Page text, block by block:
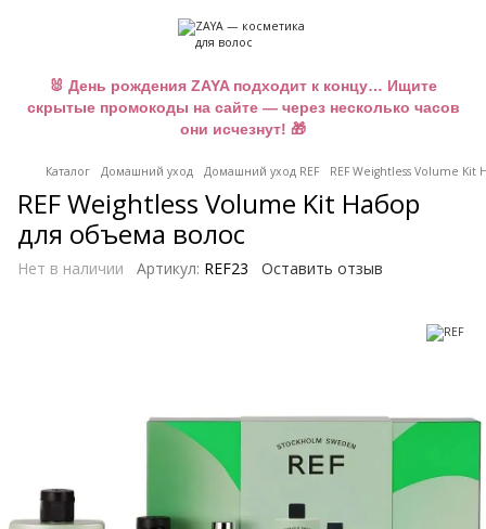
🐰 День рождения ZAYA подходит к концу… Ищите
скрытые промокоды на сайте — через несколько часов
они исчезнут! 🎁
Каталог Домашний уход Домашний уход REF REF Weightless Volume
REF Weightless Volume Kit Набор
для объема волос
Нет в наличии Артикул: REF23 Оставить отзыв